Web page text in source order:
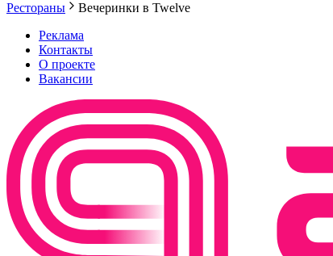
Рестораны
Вечеринки в Twelve
Реклама
Контакты
О проекте
Вакансии